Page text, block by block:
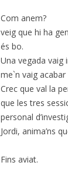
Com anem?
veig que hi ha
és bo.
Una vegada
me`n vaig
Crec que val la
que les tres
personal
Jordi, anima’ns
Fins aviat.